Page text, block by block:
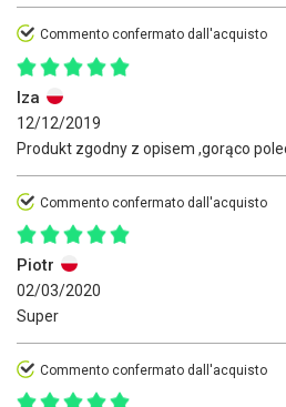
Commento confermato dall'acquisto
Iza
12/12/2019
Produkt zgodny z opisem ,gorąco
Commento confermato dall'acquisto
Piotr
02/03/2020
Super
Commento confermato dall'acquisto